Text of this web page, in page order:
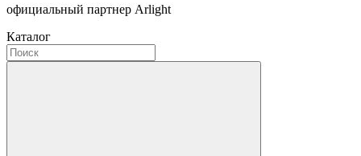
официальный партнер Arlight
Каталог